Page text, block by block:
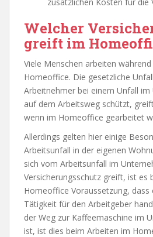
Welcher
greift im
Viele Menschen arbeiten
Homeoffice. Die gesetzliche
Arbeitnehmer bei einem Unfall
auf dem Arbeitsweg schützt,
wenn im Homeoffice gearbeitet
Allerdings gelten hier einige
Arbeitsunfall in der eigenen
sich vom Arbeitsunfall im
Versicherungsschutz greift, ist es
Homeoffice Voraussetzung, dass
Tätigkeit für den Arbeitgeber
der Weg zur Kaffeemaschine im
ist, ist dies beim Arbeiten im